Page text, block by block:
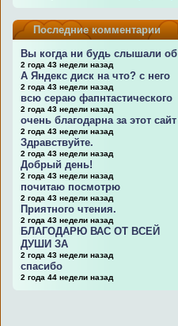
Последние комментарии
Вы когда ни будь слышали об
2 года 43 недели назад
А Яндекс диск на что? с него
2 года 43 недели назад
всю сераю фапнтастического
2 года 43 недели назад
очень благодарна за этот сайт
2 года 43 недели назад
Здравствуйте.
2 года 43 недели назад
Добрый день!
2 года 43 недели назад
почитаю посмотрю
2 года 43 недели назад
Приятного чтения.
2 года 43 недели назад
БЛАГОДАРЮ ВАС ОТ ВСЕЙ
ДУШИ ЗА
2 года 43 недели назад
спасибо
2 года 44 недели назад